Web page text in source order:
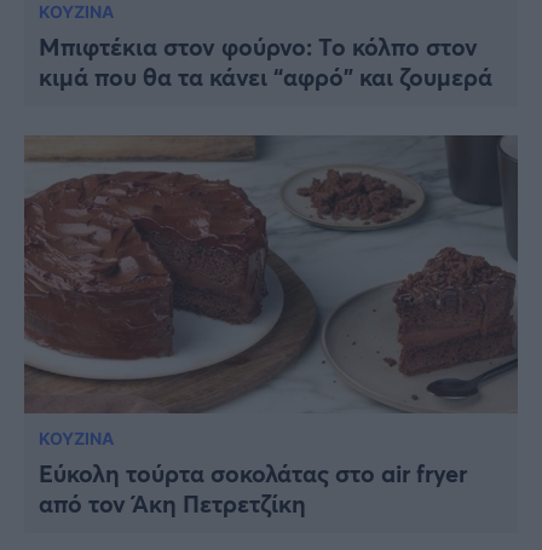
ΚΟΥΖΙΝΑ
Μπιφτέκια στον φούρνο: Το κόλπο στον
κιμά που θα τα κάνει “αφρό” και ζουμερά
ΚΟΥΖΙΝΑ
Εύκολη τούρτα σοκολάτας στο air fryer
από τον Άκη Πετρετζίκη